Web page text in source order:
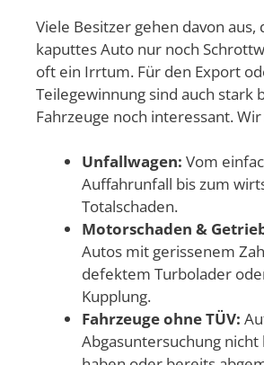
Viele Besitzer gehen davon aus,
kaputtes Auto nur noch
oft ein Irrtum. Für den Export
Teilegewinnung sind auch stark
Fahrzeuge noch interessant.
Unfallwagen: Vom
Auffahrunfall bis zum
Totalschaden.
Motorschaden &
Autos mit gerissenem
defektem Turbolader
Kupplung.
Fahrzeuge ohne TÜV:
Abgasuntersuchung nicht